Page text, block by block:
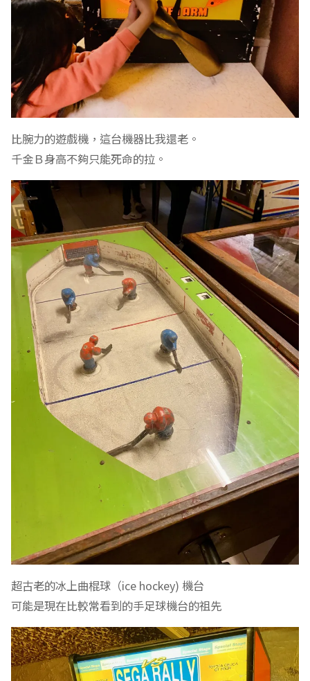
比腕力的遊戲機，這台機器比我還老。
千金Ｂ身高不夠只能死命的拉。
超古老的冰上曲棍球（ice hockey) 機台
可能是現在比較常看到的手足球機台的祖先